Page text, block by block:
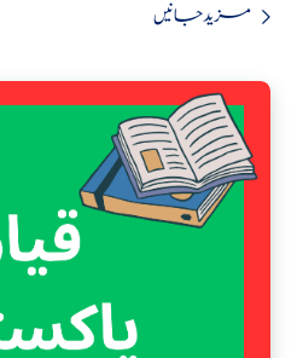
مزید جانیں